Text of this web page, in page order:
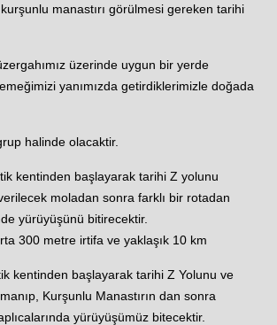
manastırı görülmesi gereken tarihi
üzerinde uygun bir yerde
yanımızda getirdiklerimizle doğada
halinde olacaktir.
kentinden başlayarak tarihi Z yolunu
moladan sonra farklı bir rotadan
yürüyüşünü bitirecektir.
300 metre irtifa ve yaklaşık 10 km
kentinden başlayarak tarihi Z Yolunu ve
Kurşunlu Manastırın dan sonra
yürüyüşümüz bitecektir.